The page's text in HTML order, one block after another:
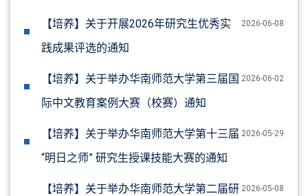
2026-06-08
【培养】关于开展2026年研究生优秀实
践成果评选的通知
2026-06-02
【培养】关于举办华南师范大学第三届国
际中文教育案例大赛（校赛）通知
2026-05-29
【培养】关于举办华南师范大学第十三届
“明日之师” 研究生授课技能大赛的通知
2026-05-08
【培养】关于举办华南师范大学第二届研